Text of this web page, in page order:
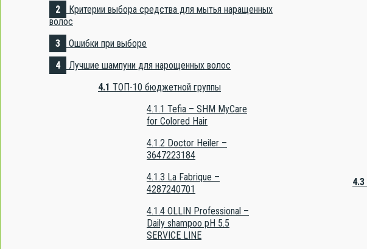
2
Критерии выбора средства для мытья наращенных
волос
3
Ошибки при выборе
4
Лучшие шампуни для нарощенных волос
4.1 ТОП-10 бюджетной группы
4.1.1
for Сolored Hair
4.1.2
3647223184
4.1.3
4287240701
4.1.4
Daily shampoo pH 5.5
SERVICE LINE
4.3